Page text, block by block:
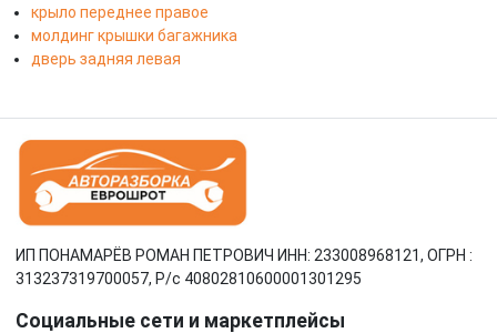
крыло переднее правое
молдинг крышки багажника
дверь задняя левая
ИП ПОНАМАРЁВ РОМАН ПЕТРОВИЧ ИНН: 233008968121, ОГРН :
313237319700057, Р/c 40802810600001301295
Социальные сети и маркетплейсы